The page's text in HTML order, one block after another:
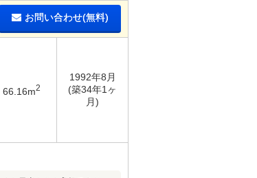
お問い合わせ(無料)
66.16m2
1992年8月
(築34年1ヶ
月)